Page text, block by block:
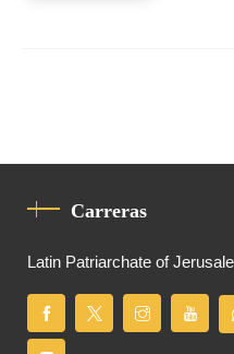
Carreras
Latin Patriarchate of